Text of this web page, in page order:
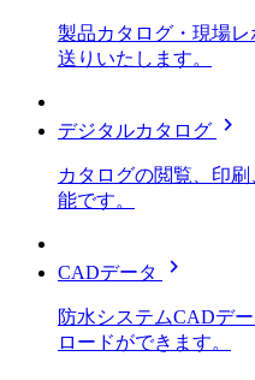
製品カタログ・現場
送りいたします。
デジタルカタログ chevron_right
カタログの閲覧、印
能です。
CADデータ chevron_right
防水システムCADデ
ロードができます。